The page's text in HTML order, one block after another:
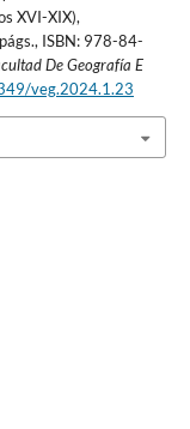
XVI-XIX),
ISBN: 978-84-
De Geografía E
veg.2024.1.23